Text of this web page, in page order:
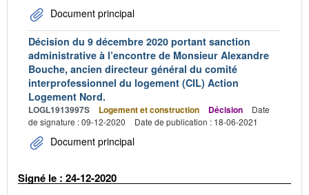
Document principal
Décision du 9 décembre 2020 portant sanction
administrative à l’encontre de Monsieur Alexandre
Bouche, ancien directeur général du comité
interprofessionnel du logement (CIL) Action
Logement Nord.
LOGL1913997S Logement et construction Décision
Date
de signature : 09-12-2020
Date de publication : 18-06-2021
Document principal
Signé le : 24-12-2020